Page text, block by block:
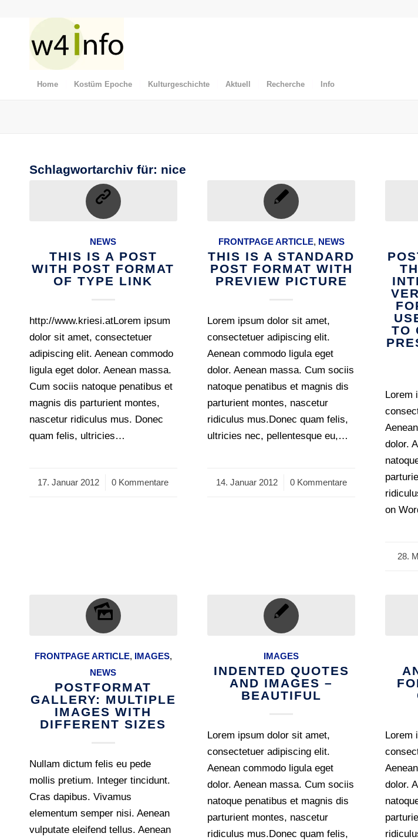
Home Kostüm Epoche Kulturgeschichte Aktuell Recherche Info
Schlagwortarchiv für: nice
NEWS
THIS IS A POST
WITH POST FORMAT
OF TYPE LINK
http://www.kriesi.atLorem ipsum
dolor sit amet, consectetuer
adipiscing elit. Aenean commodo
ligula eget dolor. Aenean massa.
Cum sociis natoque penatibus et
magnis dis parturient montes,
nascetur ridiculus mus. Donec
quam felis, ultricies…
17. Januar 2012
/ 0 Kommentare
FRONTPAGE ARTICLE, NEWS
THIS IS A STANDARD
POST FORMAT WITH
PREVIEW PICTURE
Lorem ipsum dolor sit amet,
consectetuer adipiscing elit.
Aenean commodo ligula eget
dolor. Aenean massa. Cum sociis
natoque penatibus et magnis dis
parturient montes, nascetur
ridiculus mus.Donec quam felis,
ultricies nec, pellentesque eu,…
14. Januar 2012
/ 0 Kommentare
TO
Lorem
dolor.
on
28.
FRONTPAGE ARTICLE, IMAGES,
NEWS
POSTFORMAT
GALLERY: MULTIPLE
IMAGES WITH
DIFFERENT SIZES
Nullam dictum felis eu pede
mollis pretium. Integer tincidunt.
Cras dapibus. Vivamus
elementum semper nisi. Aenean
vulputate eleifend tellus. Aenean
IMAGES
INDENTED QUOTES
AND IMAGES –
BEAUTIFUL
Lorem ipsum dolor sit amet,
consectetuer adipiscing elit.
Aenean commodo ligula eget
dolor. Aenean massa. Cum sociis
natoque penatibus et magnis dis
parturient montes, nascetur
ridiculus mus.Donec quam felis,
Lorem
dolor.